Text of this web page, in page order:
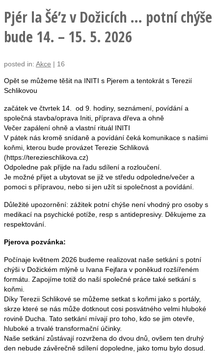
Pjér la Šé’z v Dožicích … potní chýše
bude 14. – 15. 5. 2026
posted in: Akce | 16
Opět se můžeme těšit na INITI s Pjerem a tentokrát s Terezií
Schlikovou
začátek ve čtvrtek 14. od 9. hodiny, seznámení, povídání a
společná stavba/oprava Initi, příprava dřeva a ohně
Večer zapálení ohně a vlastní rituál INITI
V pátek nás kromě snídaně a povídání čeká komunikace s našimi
koňmi, kterou bude provázet Terezie Schliková
(https://terezieschlikova.cz)
Odpoledne pak přijde na řadu sdílení a rozloučení.
Je možné přijet a ubytovat se již ve středu odpoledne/večer a
pomoci s přípravou, nebo si jen užít si společnost a povídání.
Důležité upozornění: zážitek potní chýše není vhodný pro osoby s
medikací na psychické potíže, resp s antidepresivy. Děkujeme za
respektování.
Pjerova pozvánka:
Počínaje květnem 2026 budeme realizovat naše setkání s potní
chýši v Dožickém mlýně u Ivana Fejfara v poněkud rozšířeném
formátu. Zapojíme totiž do naší společné práce také setkání s
koňmi.
Díky Terezii Schlikové se můžeme setkat s koňmi jako s portály,
skrze které se nás může dotknout cosi posvátného velmi hluboké
rovině Ducha. Tato setkání mívají pro toho, kdo se jim otevře,
hluboké a trvalé transformační účinky.
Naše setkání zůstávají rozvržena do dvou dnů, ovšem ten druhý
den nebude závěrečně sdílení dopoledne, jako tomu bylo dosud.